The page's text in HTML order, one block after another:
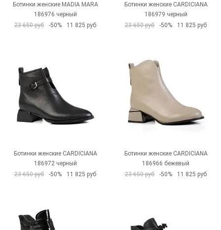
Ботинки женские MADIA MARA
186976 черный
23 650 руб
-50% 11 825 руб
Ботинки женские CARDICIANA
186979 черный
23 650 руб
-50% 11 825 руб
Ботинки женские CARDICIANA
186972 черный
23 650 руб
-50% 11 825 руб
Ботинки женские CARDICIANA
186966 бежевый
23 650 руб
-50% 11 825 руб